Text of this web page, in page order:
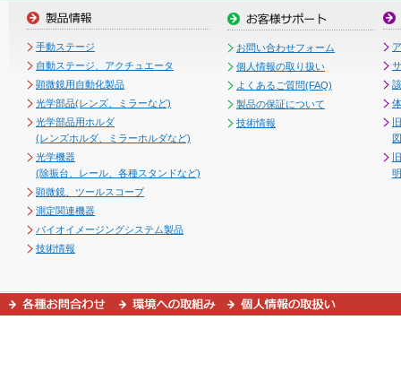
手動ステージ
自動ステージ、アクチュエータ
顕微鏡用自動化製品
光学部品(レンズ、ミラーなど)
光学部品用ホルダ
(レンズホルダ、ミラーホルダなど)
光学機器
(除振台、レール、各種スタンドなど)
顕微鏡、ツールスコープ
測定関連機器
バイオイメージングシステム製品
技術情報
お問い合わせフォーム
個人情報の取り扱い
よくあるご質問(FAQ)
製品の保証について
技術情報